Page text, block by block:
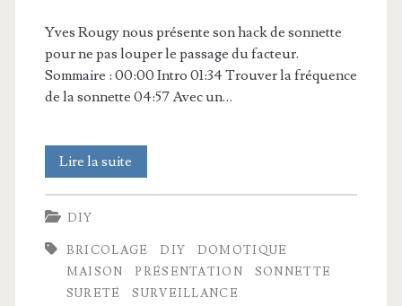
Yves Rougy nous présente son hack de sonnette
pour ne pas louper le passage du facteur.
Sommaire : 00:00 Intro 01:34 Trouver la fréquence
de la sonnette 04:57 Avec un…
Lire la suite
Home
:
Sonnette
DIY
BRICOLAGE DIY
DOMOTIQUE
MAISON
PRÉSENTATION
SONNETTE
SURETÉ
SURVEILLANCE